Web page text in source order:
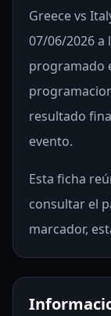
Greece vs
07/06/2026 a
programado
resultado
evento.
Esta ficha
consultar el
marcador,